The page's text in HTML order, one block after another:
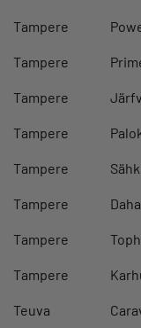
Tampere
Tampere
Tampere
Tampere
Tampere
Tampere
Tampere
Tampere
Teuva